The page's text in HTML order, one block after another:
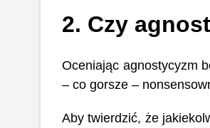
2. Czy
Oceniając agnostycyzm
– co gorsze –
Aby twierdzić, że